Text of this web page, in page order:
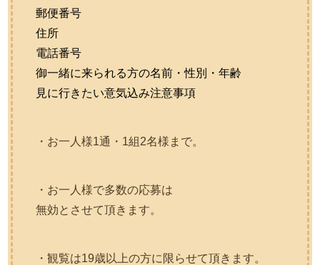
郵便番号
住所
電話番号
御一緒に来られる方の名前・性別・年齢
見に行きたい意気込み注意事項
・お一人様1通・1組2名様まで。
・お一人様で多数の応募は
無効とさせて頂きます。
・観覧は19歳以上の方に限らせて頂きます。